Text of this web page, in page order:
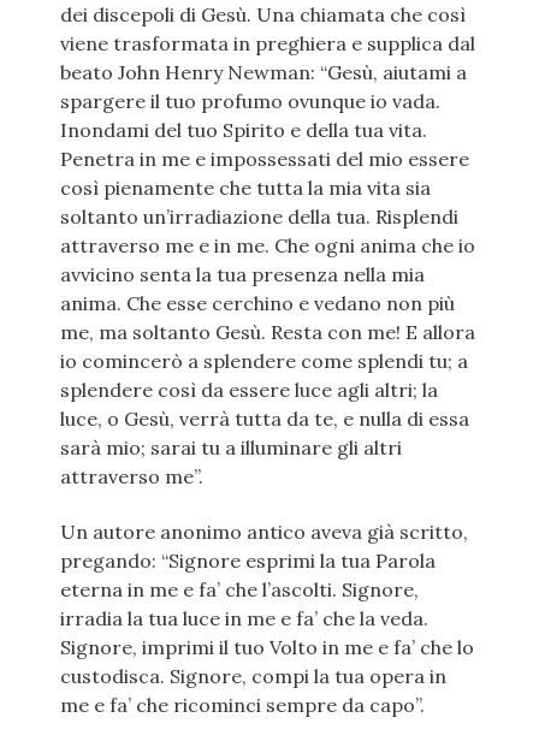
dei discepoli di Gesù. Una chiamata che così
viene trasformata in preghiera e supplica dal
beato John Henry Newman: “Gesù, aiutami a
spargere il tuo profumo ovunque io vada.
Inondami del tuo Spirito e della tua vita.
Penetra in me e impossessati del mio essere
così pienamente che tutta la mia vita sia
soltanto un’irradiazione della tua. Risplendi
attraverso me e in me. Che ogni anima che io
avvicino senta la tua presenza nella mia
anima. Che esse cerchino e vedano non più
me, ma soltanto Gesù. Resta con me! E allora
io comincerò a splendere come splendi tu; a
splendere così da essere luce agli altri; la
luce, o Gesù, verrà tutta da te, e nulla di essa
sarà mio; sarai tu a illuminare gli altri
attraverso me”.
Un autore anonimo antico aveva già scritto,
pregando: “Signore esprimi la tua Parola
eterna in me e fa’ che l’ascolti. Signore,
irradia la tua luce in me e fa’ che la veda.
Signore, imprimi il tuo Volto in me e fa’ che lo
custodisca. Signore, compi la tua opera in
me e fa’ che ricominci sempre da capo”.